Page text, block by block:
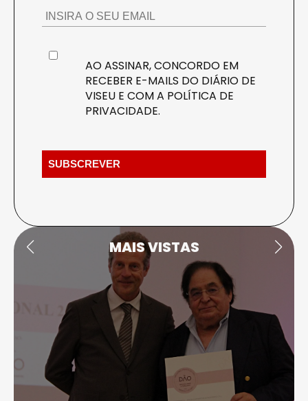
AO ASSINAR, CONCORDO EM
RECEBER E-MAILS DO DIÁRIO DE
VISEU E COM A POLÍTICA DE
PRIVACIDADE.
MAIS VISTAS